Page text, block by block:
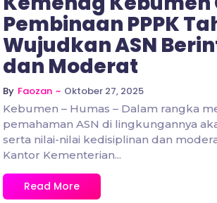
Pembinaan PPPK
Wujudkan ASN
dan Moderat
By Faozan ~ Oktober 27, 2025
Kebumen – Humas – Dalam rangka
pemahaman ASN di lingkungannya
serta nilai-nilai kedisiplinan dan
Kantor Kementerian...
Read More